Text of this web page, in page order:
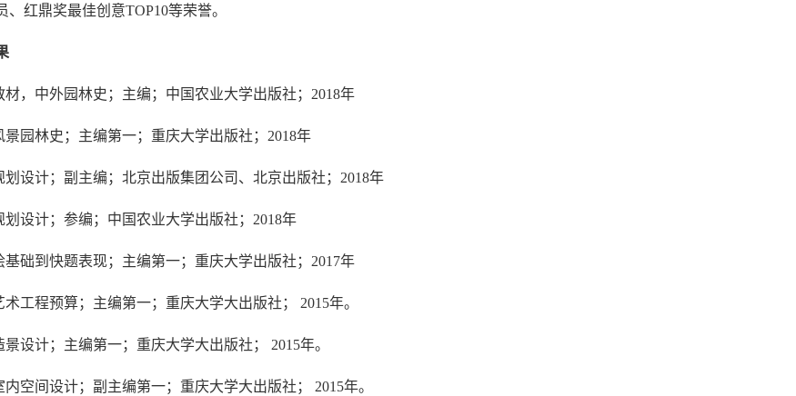
、红鼎奖最佳创意TOP10等荣誉。
材，中外园林史；主编；中国农业大学出版社；2018年
景园林史；主编第一；重庆大学出版社；2018年
划设计；副主编；北京出版集团公司、北京出版社；2018年
划设计；参编；中国农业大学出版社；2018年
基础到快题表现；主编第一；重庆大学出版社；2017年
工程预算；主编第一；重庆大学大出版社； 2015年。
设计；主编第一；重庆大学大出版社； 2015年。
空间设计；副主编第一；重庆大学大出版社； 2015年。